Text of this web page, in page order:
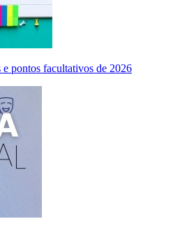
pontos facultativos de 2026